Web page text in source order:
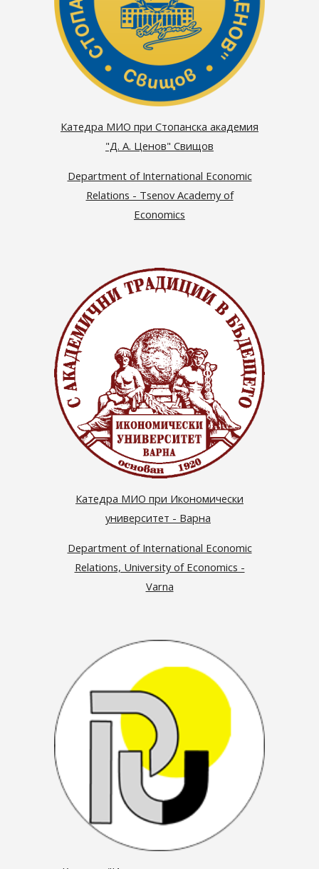
Катедра МИО при Стопанска академия
"Д. А. Ценов" Свищов
Department of International Economic
Relations - Tsenov Academy of
Economics
Катедра МИО при Икономически
университет - Варна
Department of International Economic
Relations, University of Economics -
Varna